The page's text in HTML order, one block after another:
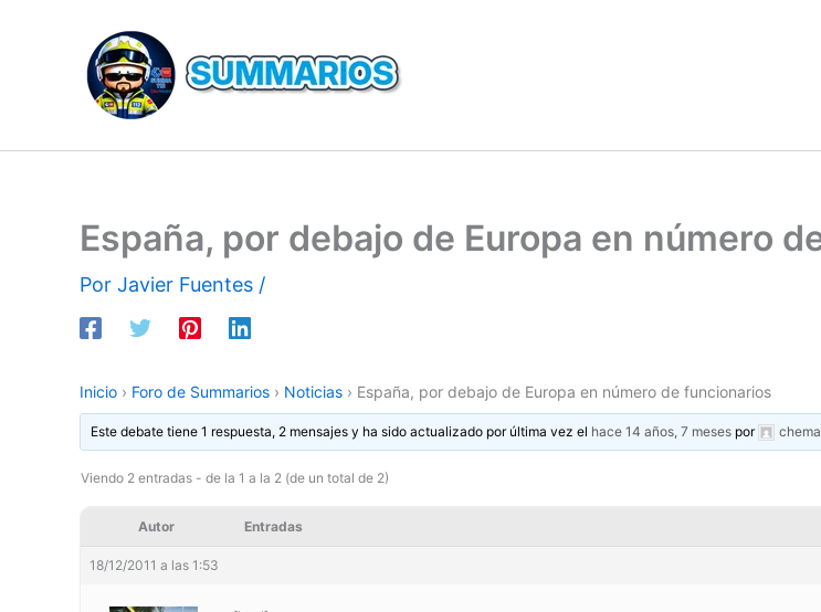
contenido
España, por debajo de Europa en número
Por Javier Fuentes /
Inicio › Foro de Summarios › Noticias › España, por debajo de Europa en número de funcionarios
Este debate tiene 1 respuesta, 2 mensajes y ha sido actualizado por última vez el hace 14 años, 7 meses por chema
Viendo 2 entradas - de la 1 a la 2 (de un total de 2)
Autor Entradas
18/12/2011 a las 1:53